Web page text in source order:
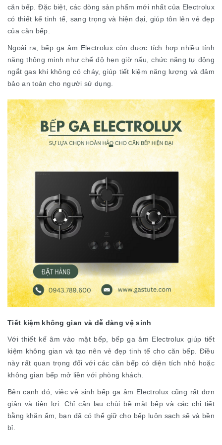
căn bếp. Đặc biệt, các dòng sản phẩm mới nhất của Electrolux
có thiết kế tinh tế, sang trọng và hiện đại, giúp tôn lên vẻ đẹp
của căn bếp.
Ngoài ra, bếp ga âm Electrolux còn được tích hợp nhiều tính
năng thông minh như chế độ hẹn giờ nấu, chức năng tự động
ngắt gas khi không có cháy, giúp tiết kiệm năng lượng và đảm
bảo an toàn cho người sử dụng.
Tiết kiệm không gian và dễ dàng vệ sinh
Với thiết kế âm vào mặt bếp, bếp ga âm Electrolux giúp tiết
kiệm không gian và tạo nên vẻ đẹp tinh tế cho căn bếp. Điều
này rất quan trọng đối với các căn bếp có diện tích nhỏ hoặc
không gian bếp mở liền với phòng khách.
Bên cạnh đó, việc vệ sinh bếp ga âm Electrolux cũng rất đơn
giản và tiện lợi. Chỉ cần lau chùi bề mặt bếp và các chi tiết
bằng khăn ẩm, bạn đã có thể giữ cho bếp luôn sạch sẽ và bền
bỉ.